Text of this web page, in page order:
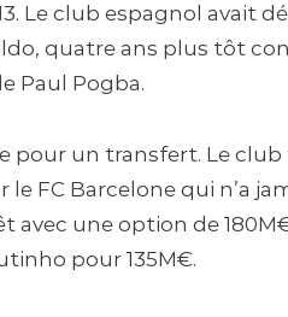
Le club espagnol avait
quatre ans plus tôt
Paul Pogba.
pour un transfert. Le
FC Barcelone qui n’a
avec une option de
pour 135M€.